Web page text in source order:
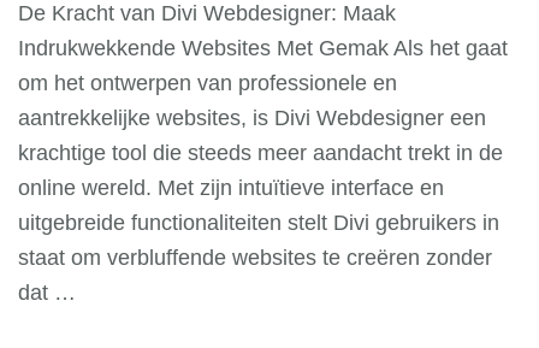
De Kracht van Divi Webdesigner: Maak
Indrukwekkende Websites Met Gemak Als het gaat
om het ontwerpen van professionele en
aantrekkelijke websites, is Divi Webdesigner een
krachtige tool die steeds meer aandacht trekt in de
online wereld. Met zijn intuïtieve interface en
uitgebreide functionaliteiten stelt Divi gebruikers in
staat om verbluffende websites te creëren zonder
dat …